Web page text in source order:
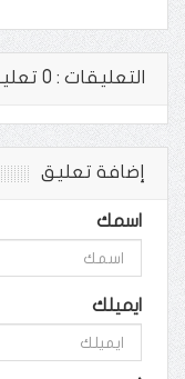
التعليقات : 0 تعليق
إضافة تعليق
اسمك
ايميلك